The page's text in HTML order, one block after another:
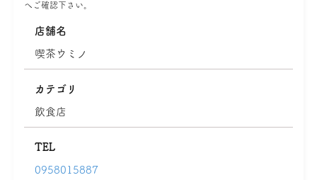
へご確認下さい。
店舗名
喫茶ウミノ
カテゴリ
飲食店
TEL
0958015887